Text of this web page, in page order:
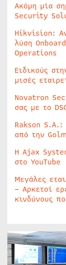
Ακόμη μία
Security
Hikvision:
λύση
Operations
Ειδικούς
μισές
Novatron
σας με το
Rakson S.A.:
από την
Η Ajax
στο YouTube
Μεγάλες
– Αρκετοί
κινδύνους